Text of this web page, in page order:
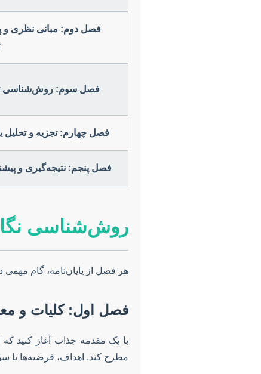
فصل دوم: مبانی نظری و
فصل سوم: روش‌شناسی
فصل چهارم: تجزیه و تحلیل
فصل پنجم: نتیجه‌گیری و
روش‌شناسی
هر فصل از پایان‌نامه، گام
فصل اول: کلیات و
با یک مقدمه جذاب آغاز کنید
مطرح کند. اهداف، فرضیه‌ها یا